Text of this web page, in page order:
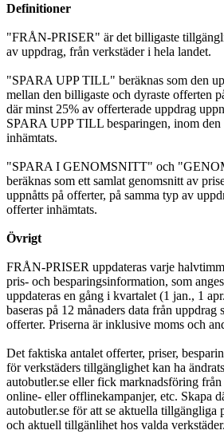
Definitioner
"FRÅN-PRISER" är det billigaste
av uppdrag, från verkstäder i hela landet.
"SPARA UPP TILL" beräknas som den
mellan den billigaste och dyraste offerten
där minst 25% av offerterade uppdrag
SPARA UPP TILL besparingen, inom den
inhämtats.
"SPARA I GENOMSNITT" och
beräknas som ett samlat genomsnitt av
uppnåtts på offerter, på samma typ av
offerter inhämtats.
Övrigt
FRÅN-PRISER uppdateras varje
pris- och besparingsinformation, som
uppdateras en gång i kvartalet (1 jan., 1
baseras på 12 månaders data från
offerter. Priserna är inklusive moms och
Det faktiska antalet offerter, priser,
för verkstäders tillgänglighet kan ha
autobutler.se eller fick marknadsföring från
online- eller offlinekampanjer, etc. Skapa
autobutler.se för att se aktuella tillgängliga
och aktuell tillgänlihet hos valda verkstäder.